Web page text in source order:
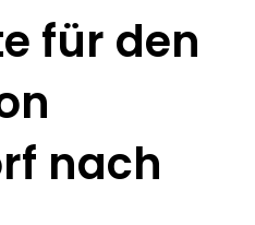
für den
nach